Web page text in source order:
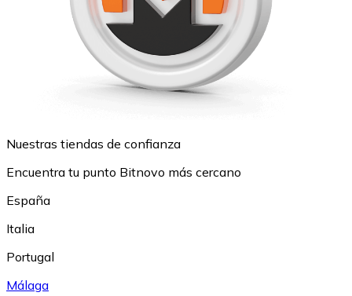
Nuestras tiendas de confianza
Encuentra tu punto Bitnovo más cercano
España
Italia
Portugal
Málaga